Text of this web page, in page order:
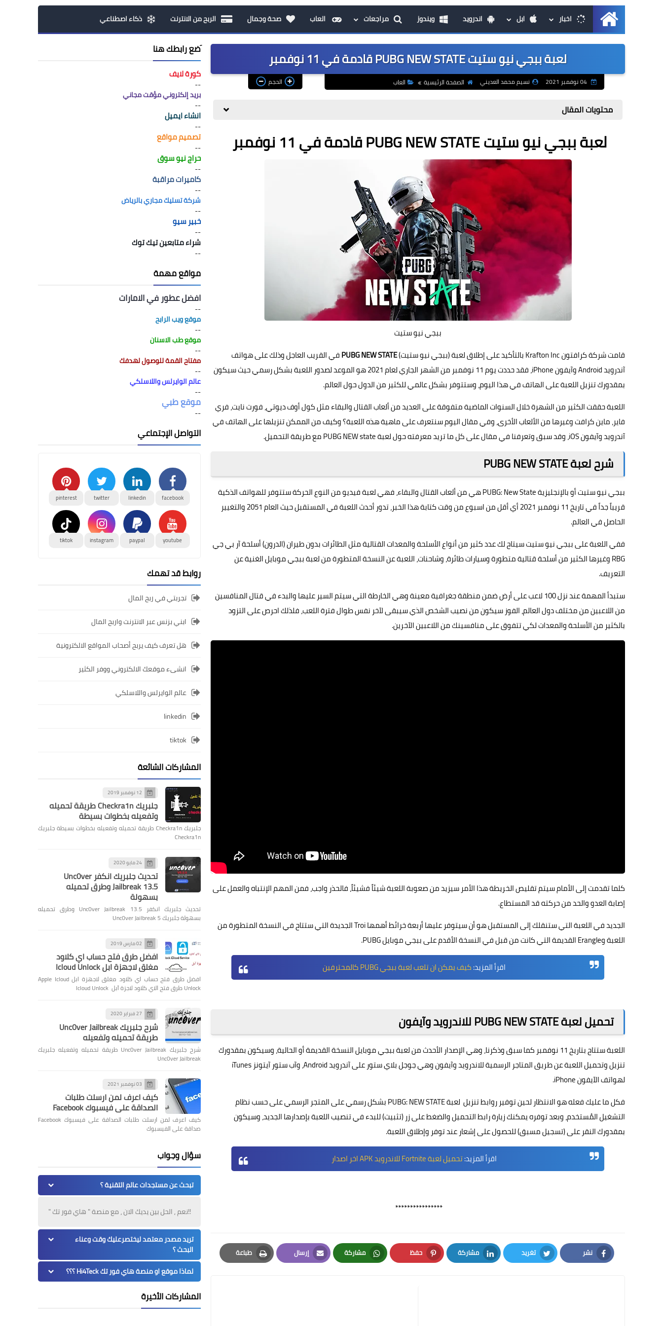
الرئيسيةاخبار ابل اندرويد ويندوز مراجعات العاب صحة وجمال الربح من الانترنت ذكاء اصطناعي
لعبة ببجي نيو ستيت PUBG NEW STATE قادمة في 11 نوفمبر
نسيم محمد العديني الصفحة الرئيسية العاب الحجم
محتويات المقال
لعبة ببجي نيو ستيت PUBG NEW STATE قادمة في 11 نوفمبر
ببجي نيو ستيت
قامت شركة كرافتون Krafton Inc بالتأكيد على إطلاق لعبة (ببجي نيو ستيت)
PUBG NEW STATE
في القريب العاجل وذلك على هواتف
آندرويد Android وآيفون iPhone، فقد حددت يوم 11 نوفمبر من الشهر الجاري لعام 2021 هو الموعد لصدور اللعبة بشكل رسمي حيث سيكون
بمقدورك تنزيل اللعبة على الهاتف في هذا اليوم، وستتوفر بشكل عالمي للكثير من الدول حول العالم.
اللعبة حققت الكثير من الشهرة خلال السنوات الماضية متفوقة على العديد منألعابالقتال والبقاء مثل كول أوف ديوتي، فورت نايت، فري
فاير، ماين كرافت وغيرها من الألعاب الأخرى، وفي مقال اليوم سنتعرف على ماهية هذه اللعبة؟ وكيف من الممكن تنزيلها على الهاتف في
آندرويد وآيفون iOS، وقد سبق وتعرفنا في مقال على
كل ما تريد معرفته حول لعبة PUBG NEW state مع طريقة التحميل .
شرح لعبة PUBG NEW STATE
ببجي نيو ستيت
أو بالإنجليزية PUBG: New State هي من ألعاب القتال والبقاء، فهي لعبة فيديو من النوع الحركة ستتوفر للهواتف الذكية
قريباً جداً في تاريخ 11 نوفمبر 2021 أي أقل من اسبوع من وقت كتابة هذا الخبر، تدور أحدث اللعبة في المستقبل حيث العام 2051 والتغيير
الحاصل في العالم.
ففي اللعبة على ببجي نيو ستيت سيتاح لك عدد كثير من أنواع الأسلحة والمعدات القتالية مثل الطائرات بدون طيران (الدرون) أسلحة آر بي جي
RBG وغيرها الكثير من أسلحة قتالية متطورة وسيارات طائرة، وشاحنات، اللعبة عن النسخة المتطورة من لعبة ببجي موبايل الغنية عن
التعريف.
ستبدأ المهمة عند نزل 100 لاعب على أرض ضمن منطقة جغرافية معينة وهي الخارطة التي سيتم السير عليها والبدء في قتال المنافسين
من اللاعبين من مختلف دول العالم، الفوز سيكون من نصيب الشخص الذي سيبقى لآخر نفس طوال فترة اللعب، فلذلك احرص على التزود
بالكثير من الأسلحة والمعدات لكي تتفوق على منافسينك من اللاعبين الآخرين.
كلما تقدمت إلى الأمام سيتم تقليص الخريطة هذا الأمر سيزيد من صعوبة اللعبة شيئاً فشيئاً، فالحذر واجب، فمن المهم الإنتباه والعمل على
إصابة العدو والحد من حركته قد المستطاع.
الجديد في اللعبة التي ستنقلك إلى المستقبل هو أن سيتوفر عليها أربعة خرائط أهمها Troi الجديدة التي ستتاح في النسخة المتطورة من
اللعبة وErangle القديمة التي كانت من قبل في النسخة الأقدم على ببجي موبايل PUBG.
اقرأ المزيد:كيف يمكن ان تلعب لعبة ببجي PUBG كالمحترفين
تحميل لعبة PUBG NEW STATE للاندرويد وآيفون
اللعبة ستتاح بتاريخ 11 نوفمبر كما سبق وذكرنا، وهي الإصدار الأحدث من لعبة ببجي موبايل النسخة القديمة أو الحالية، وسيكون بمقدورك
تنزيل وتحميل اللعبة عن طريق المتاجر الرسمية للاندرويد وآيفون وهي جوجل بلاي ستور على آندرويد Android، وآب ستور آيتونز iTunes
لهواتف الآيفون iPhone.
فكل ما عليك فعله هو الانتظار لحين توفير روابط تنزيل لعبة PUBG: NEW STATE بشكل رسمي على المتجر الرسمي على حسب نظام
التشغيل المُستخدم، وبعد توفره يمكنك زيارة رابط التحميل والضغط على زر (تثبيت) للبدء في تنصيب اللعبة بإصدارها الجديد، وسيكون
بمقدورك النقر على (تسجيل مسبق) للحصول على إشعار عند توفر وإطلاق اللعبة.
اقرأ المزيد:تحميل لعبة Fortnite للاندرويد APK اخر اصدار
****************
نشر
Facebook
تغريد
Twitter
مشاركة
LinkedIn
حفظ
Pinterest
مشاركة
Whatsapp
إرسال
Email
طباعة
Print
َضع رابطك هنا
كورة لايف
--
بريد إلكتروني مؤقت مجاني
--
انشاء ايميل
--
تصميم مواقع
--
حراج نيو سوق
--
كاميرات مراقبة
--
شركة تسليك مجاري بالرياض
--
خبير سيو
--
شراء متابعين تيك توك
--
مواقع مهمة
افضل عطور في الامارات
--
موقع ويب الرابح
--
موقع طب الاسنان
--
مفتاح القمة للوصول لهدفك
--
عالم الوايرلس واللاسلكي
--
موقع طبي
--
التواصل الإجتماعي
facebook
linkedin
twitter
pinterest
youtube
paypal
instagram
tiktok
روابط قد تهمك
تجربتي في ربح المال
ابني بزنس عبر الانترنت واربح المال
هل تعرف كيف يربح أصحاب المواقع الالكترونية
انشىء موقعك الالكتروني ووفر الكثير
عالم الوايرلس واللاسلكي
linkedin
tiktok
المشاركات الشائعة
12 نوفمبر 2019
جلبريك Checkra1n طريقة تحميله
وتفعيله بخطوات بسيطة
جلبريك Checkra1n طريقة تحميله وتفعيله بخطوات بسيطة جلبريك
Checkra1n
24 مايو 2020
تحديث جلبريك انكفر Unc0ver
Jailbreak 13.5 وطرق تحميله
بسهولة
تحديث جلبريك انكفر Unc0ver Jailbreak 13.5 وطرق تحميله
بسهولة جلبريك Unc0ver Jailbreak 5
02 مارس 2019
افضل طرق فتح حساب اي كلاود
مغلق لاجهزة ابل Icloud Unlock
افضل طرق فتح حساب اي كلاود مغلق لاجهزة ابل Apple Icloud
Unlock طرق فتح الاي كلاود لاجزة آبل Icloud Unlock
27 فبراير 2020
شرح جلبريك Unc0ver Jailbreak
طريقة تحميله وتفعيله
شرح جلبريك Unc0ver Jailbreak طريقة تحميله وتفعيله جلبريك
Unc0ver Jailbreak
03 نوفمبر 2021
كيف اعرف لمن ارسلت طلبات
الصداقة على فيسبوك Facebook
كيف اعرف لمن ارسلت طلبات الصداقة على فيسبوك Facebook
صداقة على الفيسبوك
سؤال وجواب
تبحث عن مستجدات عالم التقنية ؟
!!نعم , الحل بين يديك الان ، مع منصة " هاي فور تك "
تريد مصدر معتمد ليختصرعليك وقت وعناء
البحث ؟
لماذا موقع او منصة هاي فور تك Hi4Teck ؟؟؟
المشاركات الأخيرة